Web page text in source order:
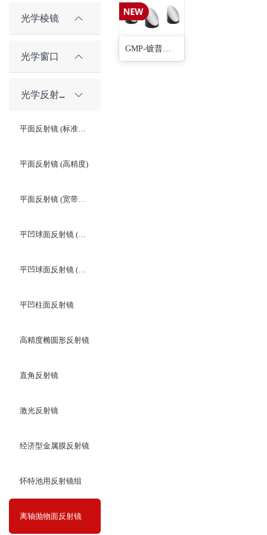
光学棱镜
光学窗口
光学反射镜
平面反射镜 (高精度)
平凹柱面反射镜
高精度椭圆形反射镜
直角反射镜
激光反射镜
经济型金属膜反射镜
怀特池用反射镜组
离轴抛物面反射镜
GMP-镀普通铝离轴抛物面反射镜(24种)